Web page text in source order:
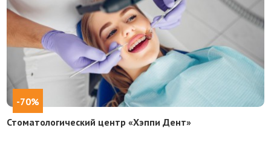
-70%
Стоматологический центр «Хэппи Дент»